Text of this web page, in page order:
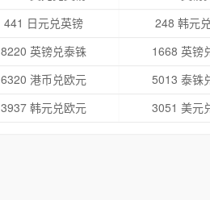
441 日元兑英镑
248 韩元
8220 英镑兑泰铢
1668 英镑
6320 港币兑欧元
5013 泰铢
3937 韩元兑欧元 3051 美元